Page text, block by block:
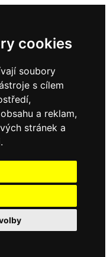
cookies
soubory
s cílem
a reklam,
stránek a